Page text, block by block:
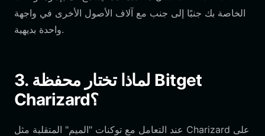
الخاصة بك جنبًا إلى جنب مع آلاف الأصول الأخرى في واجهة
واحدة بديهية.
3. لماذا تختار محفظة Bitget
Charizard؟
عند التعامل مع توكنات "الميم" المتقلبة مثل Charizard على